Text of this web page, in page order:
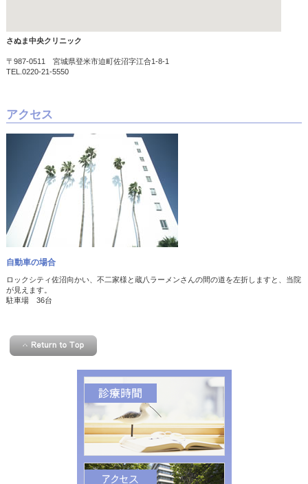
さぬま中央クリニック
〒987-0511 宮城県登米市迫町佐沼字江合1-8-1
TEL.0220-21-5550
アクセス
自動車の場合
ロックシティ佐沼向かい、不二家様と蔵八ラーメンさんの間の道を左折しますと、当院
が見えます。
駐車場 36台